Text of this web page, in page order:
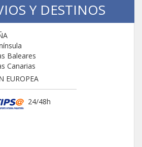
Y DESTINOS
Baleares
Canarias
EUROPEA
24/48h